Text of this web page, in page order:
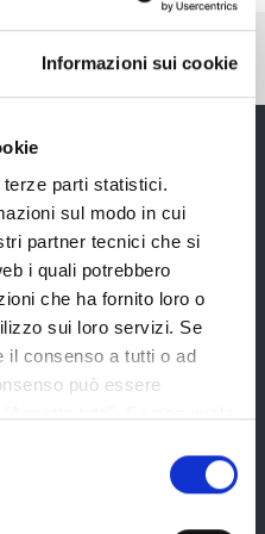
Informazioni sui cookie
parti statistici.
sul modo in cui
partner tecnici che si
i quali potrebbero
che ha fornito loro o
sui loro servizi. Se
il consenso a tutti o ad
può essere
Reggio Emilia